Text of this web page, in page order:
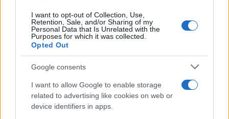
I want to opt-out of Collection, Use,
Retention, Sale, and/or Sharing of my
Personal Data that Is Unrelated with the
Purposes for which it was collected.
Opted Out
Google consents
I want to allow Google to enable storage
related to advertising like cookies on web or
device identifiers in apps.
Σχολίασε εδώ